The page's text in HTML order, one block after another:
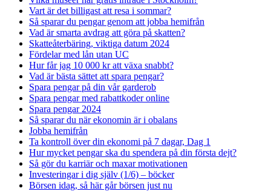
Vart är det billigast att resa i sommar?
Så sparar du pengar genom att jobba hemifrån
Vad är smarta avdrag att göra på skatten?
Skatteåterbäring, viktiga datum 2024
Fördelar med lån utan UC
Hur får jag 10 000 kr att växa snabbt?
Vad är bästa sättet att spara pengar?
Spara pengar på din vår garderob
Spara pengar med rabattkoder online
Spara pengar 2024
Så sparar du när ekonomin är i obalans
Jobba hemifrån
Ta kontroll över din ekonomi på 7 dagar, Dag 1
Hur mycket pengar ska du spendera på din första dejt?
Så gör du karriär och maxar motivationen
Investeringar i dig själv (1/6) – böcker
Börsen idag, så här går börsen just nu